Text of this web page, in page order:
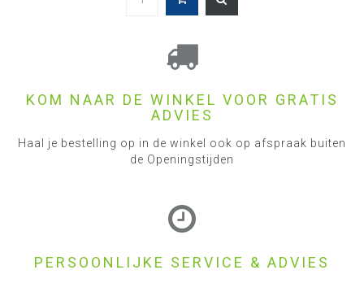
KOM NAAR DE WINKEL VOOR GRATIS
ADVIES
Haal je bestelling op in de winkel ook op afspraak buiten
de Openingstijden
PERSOONLIJKE SERVICE & ADVIES